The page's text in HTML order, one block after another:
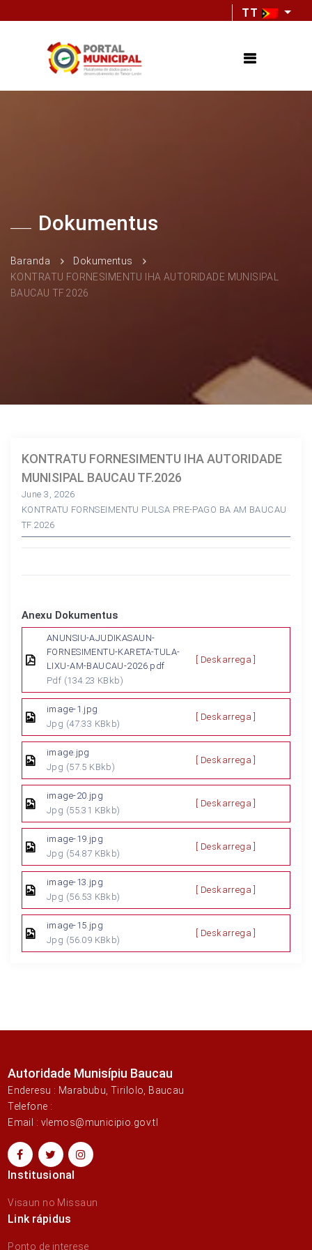
TT
Dokumentus
Baranda
Dokumentus
KONTRATU FORNESIMENTU IHA AUTORIDADE MUNISIPAL
BAUCAU TF.2026
KONTRATU FORNESIMENTU IHA AUTORIDADE
MUNISIPAL BAUCAU TF.2026
June 3, 2026
KONTRATU FORNSEIMENTU PULSA PRE-PAGO BA AM BAUCAU
TF.2026
Anexu Dokumentus
ANUNSIU-AJUDIKASAUN-
FORNESIMENTU-KARETA-TULA-
LIXU-AM-BAUCAU-2026.pdf
Pdf (134.23 KBkb)
[ Deskarrega ]
image-1.jpg
Jpg (47.33 KBkb)
[ Deskarrega ]
image.jpg
Jpg (57.5 KBkb)
[ Deskarrega ]
image-20.jpg
Jpg (55.31 KBkb)
[ Deskarrega ]
image-19.jpg
Jpg (54.87 KBkb)
[ Deskarrega ]
image-13.jpg
Jpg (56.53 KBkb)
[ Deskarrega ]
image-15.jpg
Jpg (56.09 KBkb)
[ Deskarrega ]
Autoridade Munisípiu Baucau
Enderesu : Marabubu, Tirilolo, Baucau
Telefone :
Email : vlemos@municipio.gov.tl
Institusional
Visaun no Missaun
Link rápidus
Ponto de interese